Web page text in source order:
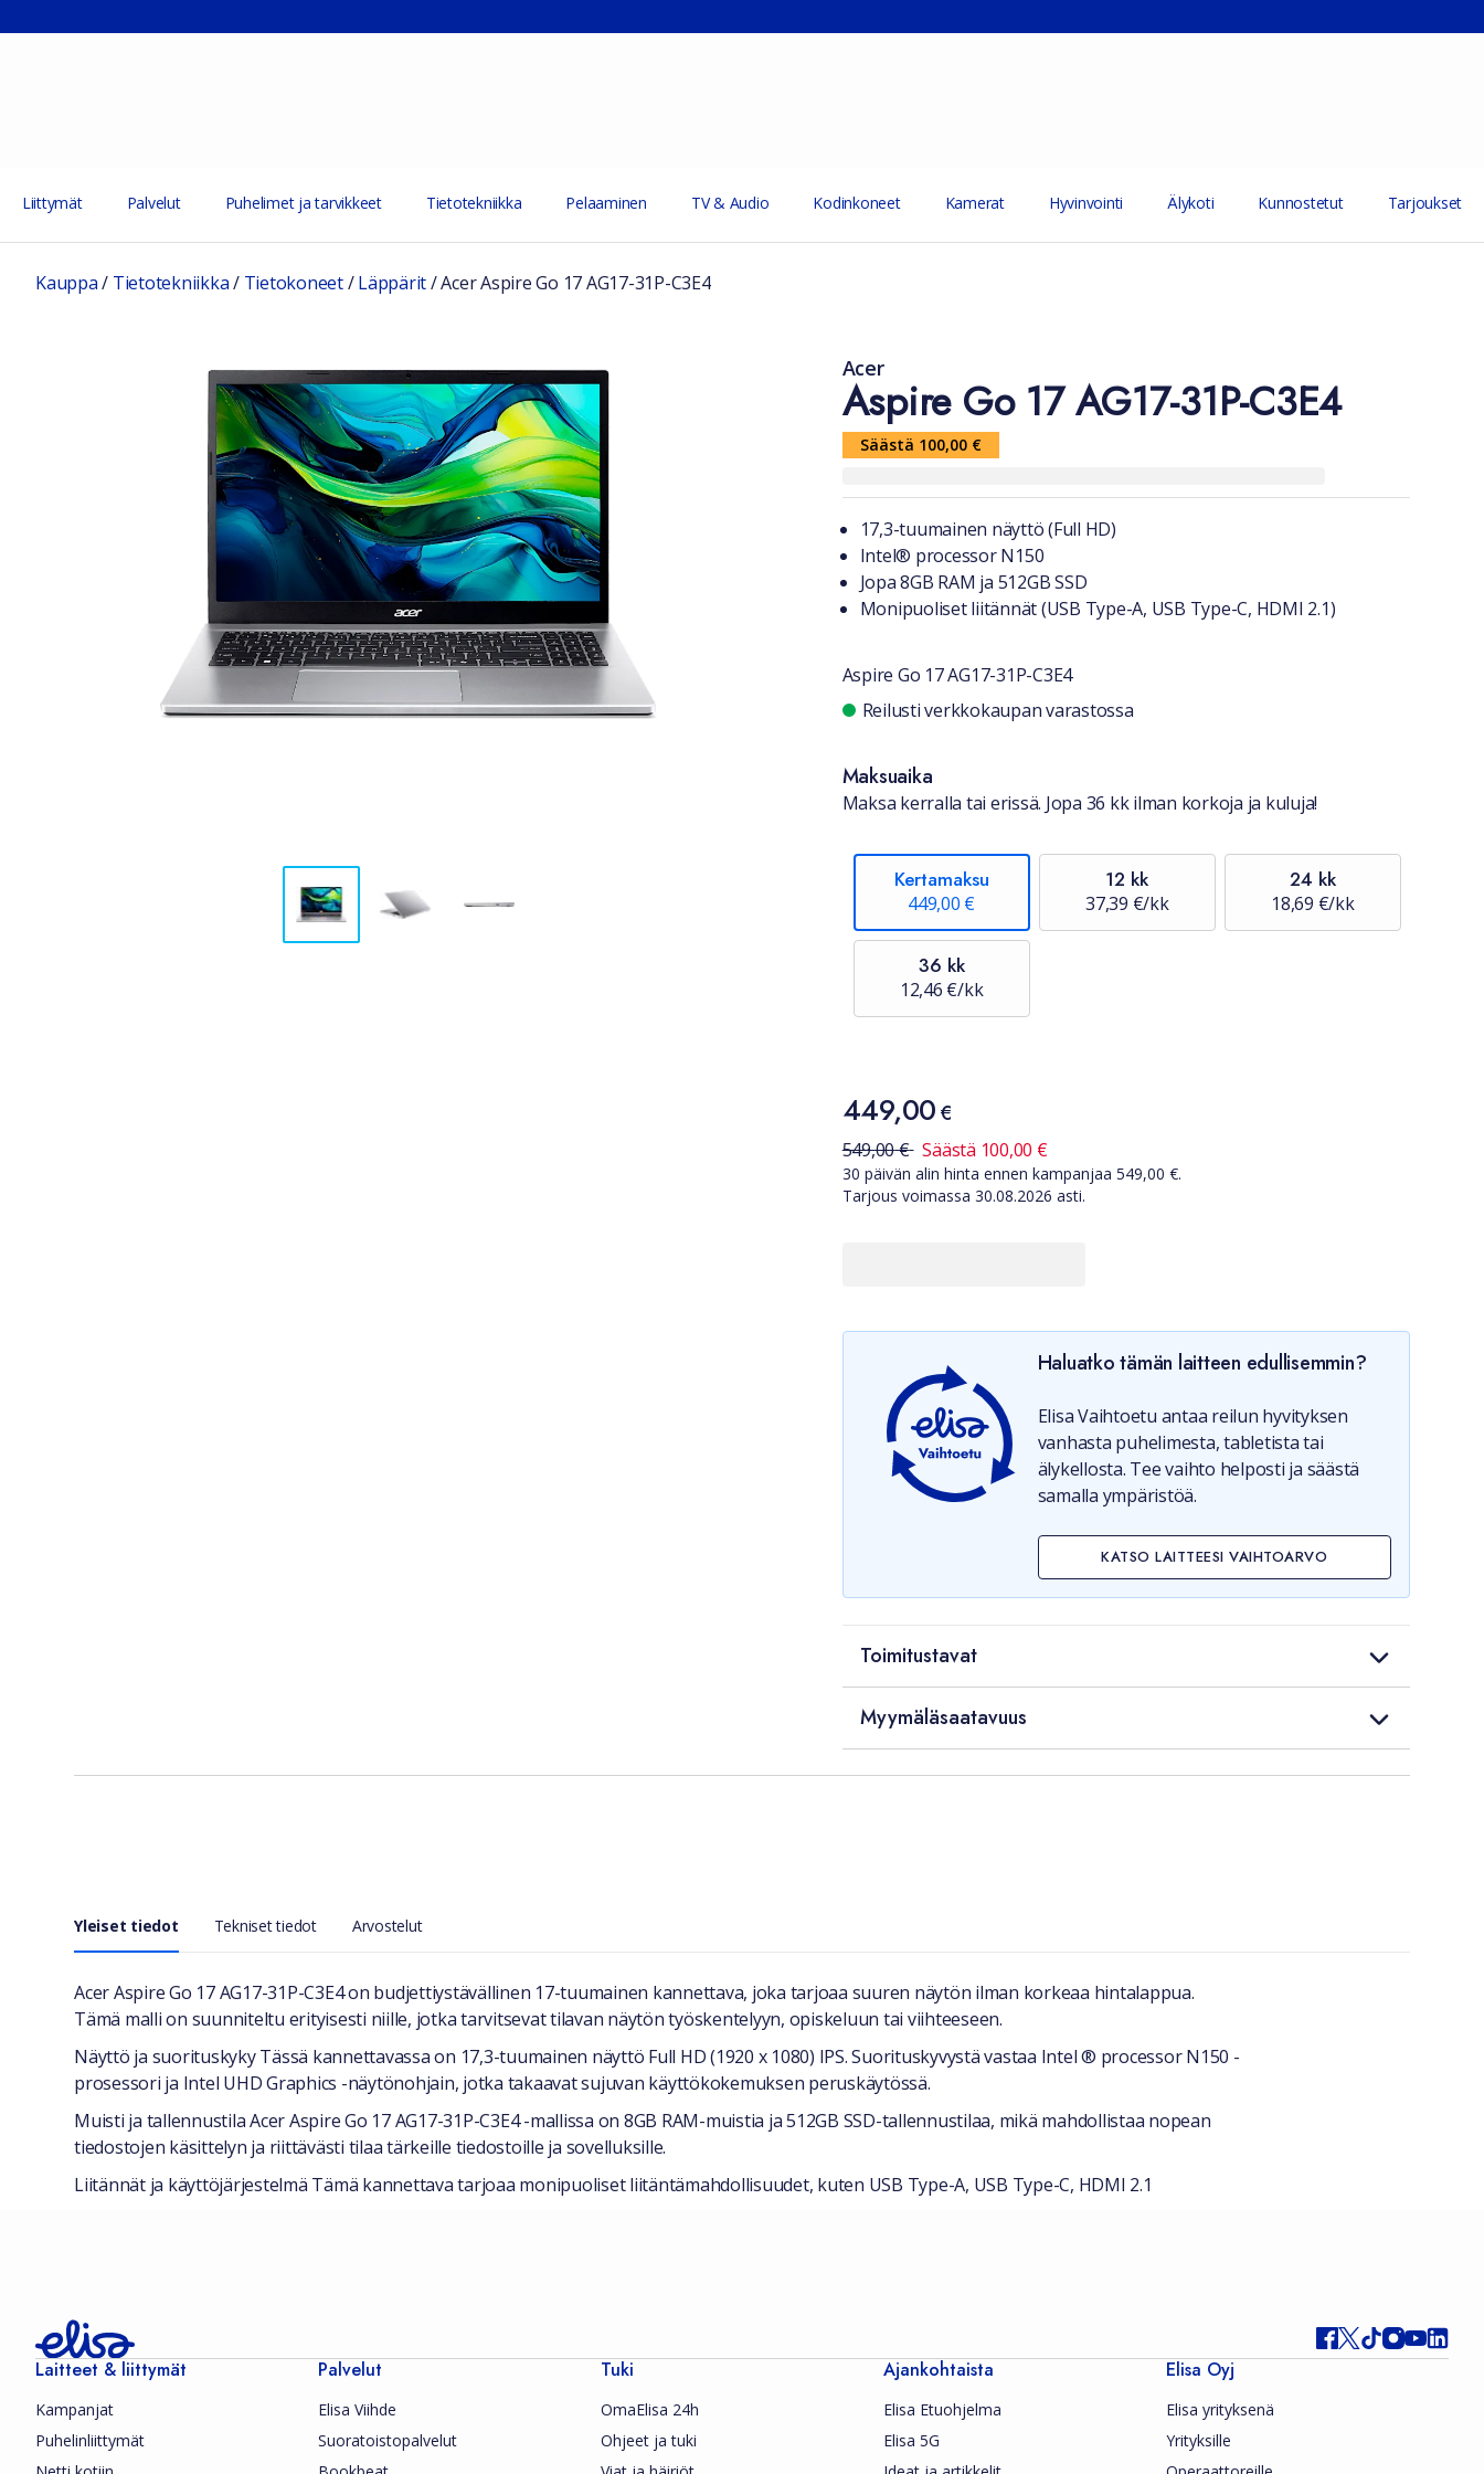
Liittymät Palvelut Puhelimet ja tarvikkeet Tietotekniikka Pelaaminen TV & Audio Kodinkoneet Kamerat Hyvinvointi Älykoti Kunnostetut Tarjoukset
Kauppa/ Tietotekniikka/ Tietokoneet/Läppärit/Acer Aspire Go 17 AG17-31P-C3E4
Acer
Aspire Go 17 AG17-31P-C3E4
Säästä 100,00 €
Tuotteesta lyhyesti
17,3-tuumainen näyttö (Full HD)
Intel® processor N150
Jopa 8GB RAM ja 512GB SSD
Monipuoliset liitännät (USB Type-A, USB Type-C, HDMI 2.1)
Aspire Go 17 AG17-31P-C3E4
Saatavuustiedot
Reilusti verkkokaupan varastossa
Maksuaika
Maksa kerralla tai erissä. Jopa 36 kk ilman korkoja ja kuluja!
Kertamaksu
449,00 €
12 kk
37,39 €/kk
24 kk
18,69 €/kk
36 kk
12,46 €/kk
Hinta
449,00 €
449,00 €
30 päivän alin hinta ennen kampanjaa
549,00€ Säästä 100,00 €
30 päivän alin hinta ennen kampanjaa 549,00 €.
Tarjous voimassa 30.08.2026 asti.
Haluatko tämän laitteen edullisemmin?
Elisa Vaihtoetu antaa reilun hyvityksen
vanhasta puhelimesta, tabletista tai
älykellosta. Tee vaihto helposti ja säästä
samalla ympäristöä.
KATSO LAITTEESI VAIHTOARVO
Toimitustavat
Myymäläsaatavuus
Yleiset tiedot Tekniset tiedot Arvostelut
Yleiset tiedot
Acer Aspire Go 17 AG17-31P-C3E4 on budjettiystävällinen 17-tuumainen kannettava, joka tarjoaa suuren näytön ilman korkeaa hintalappua.
Tämä malli on suunniteltu erityisesti niille, jotka tarvitsevat tilavan näytön työskentelyyn, opiskeluun tai viihteeseen.
Näyttö ja suorituskyky Tässä kannettavassa on 17,3-tuumainen näyttö Full HD (1920 x 1080) IPS. Suorituskyvystä vastaa Intel ® processor N150 -
prosessori ja Intel UHD Graphics -näytönohjain, jotka takaavat sujuvan käyttökokemuksen peruskäytössä.
Muisti ja tallennustila Acer Aspire Go 17 AG17-31P-C3E4 -mallissa on 8GB RAM-muistia ja 512GB SSD-tallennustilaa, mikä mahdollistaa nopean
tiedostojen käsittelyn ja riittävästi tilaa tärkeille tiedostoille ja sovelluksille.
Liitännät ja käyttöjärjestelmä Tämä kannettava tarjoaa monipuoliset liitäntämahdollisuudet, kuten USB Type-A, USB Type-C, HDMI 2.1
Laitteet & liittymät
Kampanjat
Puhelinliittymät
Palvelut
Elisa Viihde
Suoratoistopalvelut
Tuki
OmaElisa 24h
Ohjeet ja tuki
Ajankohtaista
Elisa Etuohjelma
Elisa 5G
Elisa Oyj
Elisa yrityksenä
Yrityksille